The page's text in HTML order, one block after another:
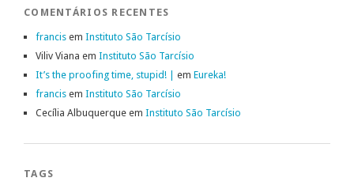
COMENTÁRIOS RECENTES
francis em Instituto São Tarcísio
Viliv Viana em Instituto São Tarcísio
It’s the proofing time, stupid! | em Eureka!
francis em Instituto São Tarcísio
Cecília Albuquerque em Instituto São Tarcísio
TAGS